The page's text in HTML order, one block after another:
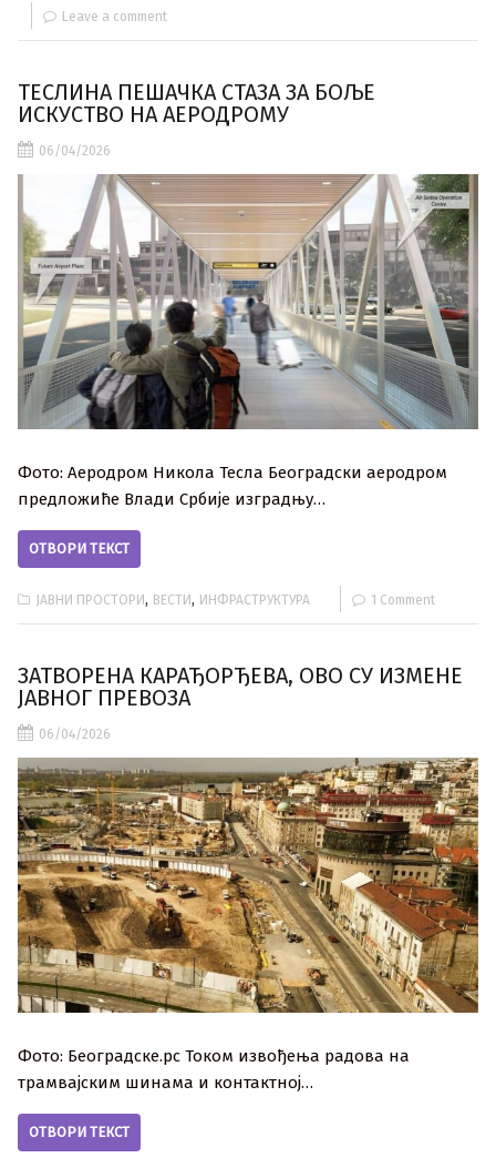
Leave a comment
ТЕСЛИНА ПЕШАЧКА СТАЗА ЗА БОЉЕ
ИСКУСТВО НА АЕРОДРОМУ
06/04/2026
Фото: Аеродром Никола Тесла Београдски аеродром
предложиће Влади Србије изградњу…
ОТВОРИ ТЕКСТ
ЈАВНИ ПРОСТОРИ, ВЕСТИ, ИНФРАСТРУКТУРА 1 Comment
ЗАТВОРЕНА КАРАЂОРЂЕВА, ОВО СУ ИЗМЕНЕ
ЈАВНОГ ПРЕВОЗА
06/04/2026
Фото: Београдске.рс Током извођења радова на
трамвајским шинама и контактној…
ОТВОРИ ТЕКСТ